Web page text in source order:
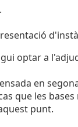
optar a
en
que les
punt.